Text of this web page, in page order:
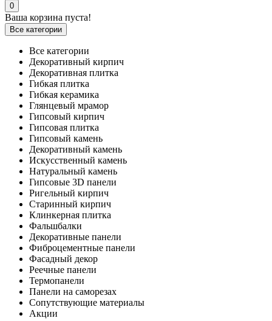
0
Ваша корзина пуста!
Все категории
Все категории
Декоративный кирпич
Декоративная плитка
Гибкая плитка
Гибкая керамика
Глянцевый мрамор
Гипсовый кирпич
Гипсовая плитка
Гипсовый камень
Декоративный камень
Искусственный камень
Натуральный камень
Гипсовые 3D панели
Ригельный кирпич
Старинный кирпич
Клинкерная плитка
Фальшбалки
Декоративные панели
Фиброцементные панели
Фасадный декор
Реечные панели
Термопанели
Панели на саморезах
Сопутствующие материалы
Акции